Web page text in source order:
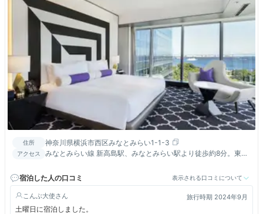
住所 神奈川県横浜市西区みなとみらい1-1-3
アクセス
みなとみらい線 新高島駅、みなとみらい駅より徒歩約8分。東海
タクシーで約20分。
宿泊した人の口コミ 表示される口コミについて
こんぶ大使 旅行時期 2024年9月
土曜日に宿泊しました。